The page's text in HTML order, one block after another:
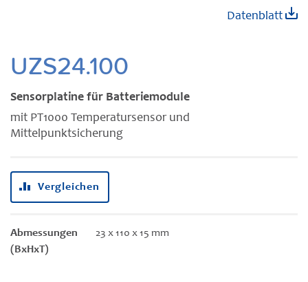
UZS24.100
Sensorplatine für Batteriemodule
mit PT1000 Temperatursensor und
Mittelpunktsicherung
Datenblatt
Vergleichen
Abmessungen
(BxHxT)
23 x 110 x 15 mm
Bildgalerie
springen